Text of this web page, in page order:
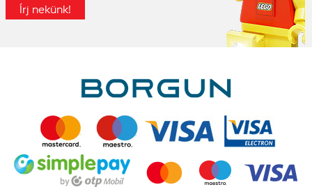
Írj nekünk!